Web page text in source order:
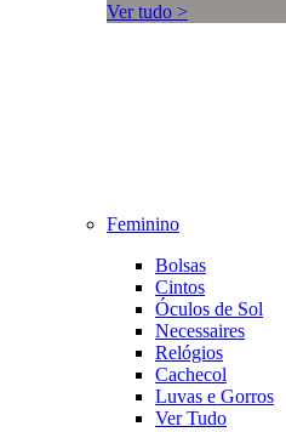
Ver tudo >
Feminino
Bolsas
Cintos
Óculos de Sol
Necessaires
Relógios
Cachecol
Luvas e Gorros
Ver Tudo